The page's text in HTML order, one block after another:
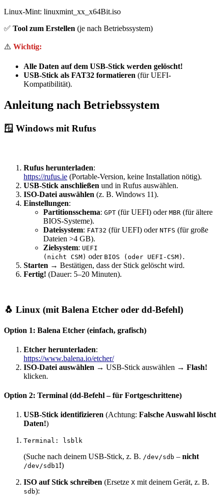
Linux-Mint: linuxmint_xx_x64Bit.iso
✅ Tool zum Erstellen (je nach Betriebssystem)
⚠️ Wichtig:
Alle Daten auf dem USB-Stick werden gelöscht!
USB-Stick als FAT32 formatieren (für UEFI-
Kompatibilität).
Anleitung nach Betriebssystem
🪟 Windows mit Rufus
Rufus herunterladen:
https://rufus.ie (Portable-Version, keine Installation nötig).
USB-Stick anschließen und in Rufus auswählen.
ISO-Datei auswählen (z. B. Windows 11).
Einstellungen:
Partitionsschema: GPT (für UEFI) oder MBR (für ältere
BIOS-Systeme).
Dateisystem: FAT32 (für UEFI) oder NTFS (für große
Dateien >4 GB).
Zielsystem: UEFI
(nicht CSM) oder BIOS (oder UEFI-CSM) .
Starten → Bestätigen, dass der Stick gelöscht wird.
Fertig! (Dauer: 5–20 Minuten).
🐧 Linux (mit Balena Etcher oder dd-Befehl)
Option 1: Balena Etcher (einfach, grafisch)
Etcher herunterladen:
https://www.balena.io/etcher/
ISO-Datei auswählen → USB-Stick auswählen → Flash!
klicken.
Option 2: Terminal (dd-Befehl – für Fortgeschrittene)
USB-Stick identifizieren (Achtung: Falsche Auswahl löscht
Daten!)
Terminal: lsblk
(Suche nach deinem USB-Stick, z. B. /dev/sdb – nicht
/dev/sdb1!)
ISO auf Stick schreiben (Ersetze X mit deinem Gerät, z. B.
sdb):